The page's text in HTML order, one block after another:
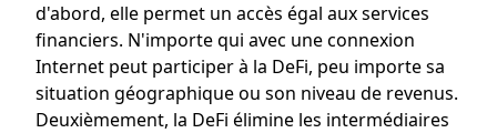
d'abord, elle permet un accès égal aux services
financiers. N'importe qui avec une connexion
Internet peut participer à la DeFi, peu importe sa
situation géographique ou son niveau de revenus.
Deuxièmement, la DeFi élimine les intermédiaires